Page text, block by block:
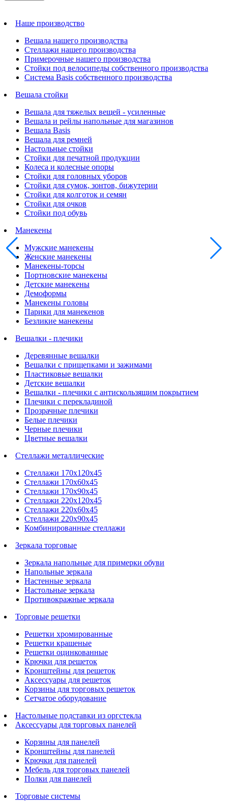
Наше производство
Вешала нашего производства
Стеллажи нашего производства
Примерочные нашего производства
Стойки под велосипеды собственного производства
Система Basis собственного производства
Вешала стойки
Вешала для тяжелых вещей - усиленные
Вешала и рейлы напольные для магазинов
Вешала Basis
Вешала для ремней
Настольные стойки
Стойки для печатной продукции
Колеса и колесные опоры
Стойки для головных уборов
Стойки для сумок, зонтов, бижутерии
Стойки для колготок и семян
Стойки для очков
Стойки под обувь
Манекены
Мужские манекены
Женские манекены
Манекены-торсы
Портновские манекены
Детские манекены
Демоформы
Манекены головы
Парики для манекенов
Безликие манекены
Вешалки - плечики
Деревянные вешалки
Вешалки с прищепками и зажимами
Пластиковые вешалки
Детские вешалки
Вешалки - плечики с антискользящим покрытием
Плечики с перекладиной
Прозрачные плечики
Белые плечики
Черные плечики
Цветные вешалки
Стеллажи металлические
Стеллажи 170х120х45
Стеллажи 170х60х45
Стеллажи 170х90х45
Стеллажи 220х120х45
Стеллажи 220х60х45
Стеллажи 220х90х45
Комбинированные стеллажи
Зеркала торговые
Зеркала напольные для примерки обуви
Напольные зеркала
Настенные зеркала
Настольные зеркала
Противокражные зеркала
Торговые решетки
Решетки хромированные
Решетки крашеные
Решетки оцинкованные
Крючки для решеток
Кронштейны для решеток
Аксессуары для решеток
Корзины для торговых решеток
Сетчатое оборудование
Настольные подставки из оргстекла
Аксессуары для торговых панелей
Корзины для панелей
Кронштейны для панелей
Крючки для панелей
Мебель для торговых панелей
Полки для панелей
Торговые системы